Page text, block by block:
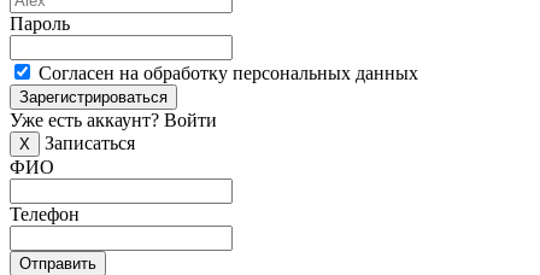
Пароль
Согласен на обработку персональных данных
Зарегистрироваться
Уже есть аккаунт? Войти
X
Записаться
ФИО
Телефон
Отправить